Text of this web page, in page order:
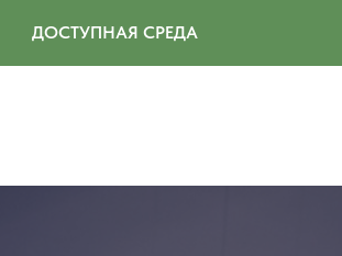
ДОСТУПНАЯ СРЕДА